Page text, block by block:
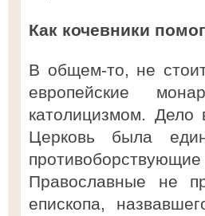
Как кочевники
В общем-то, не
европейские
католицизмом. Дело
Церковь была
Православные не
епископа,